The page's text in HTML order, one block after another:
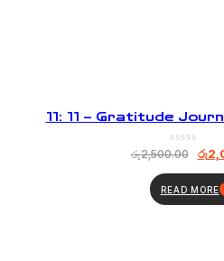
11: 11 – Gratitude
රු2,500.00 රු
READ MORE